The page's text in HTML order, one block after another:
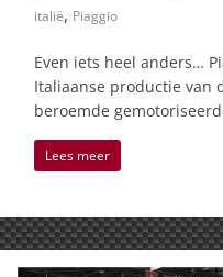
italië, Piaggio
Even iets heel anders…
Italiaanse productie van
beroemde
Lees meer